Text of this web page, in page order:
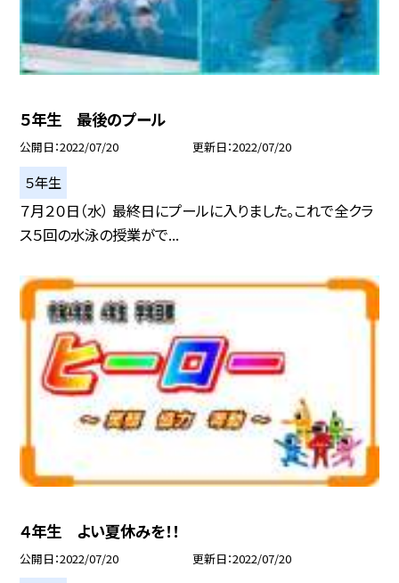
５年生 最後のプール
公開日 2022/07/20 更新日 2022/07/20
５年生
７月２０日（水） 最終日にプールに入りました。これで全クラ
ス５回の水泳の授業がで...
４年生 よい夏休みを！！
公開日 2022/07/20 更新日 2022/07/20